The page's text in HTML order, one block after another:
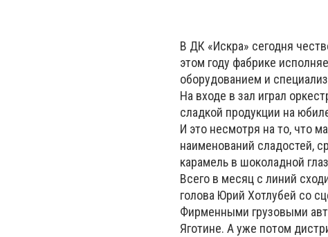
В ДК «Искра» сегодня
этом году фабрике
оборудованием и
На входе в зал играл
сладкой продукции на
И это несмотря на то, что
наименований сладостей,
карамель в шоколадной
Всего в месяц с линий
голова Юрий Хотлубей со
Фирменными грузовыми
Яготине. А уже потом